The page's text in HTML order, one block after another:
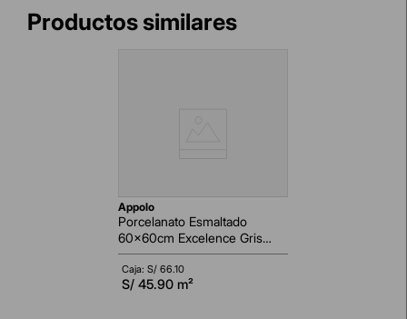
appolo
Porcelanato Esmaltado
60x60cm Excelence Gris
Marmolizado Pulido
Rectificado
Caja: S/ 66.10
S/ 45.90m²